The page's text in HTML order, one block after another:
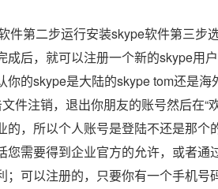
件第二步运行安装skype软件第三步
后，就可以注册一个新的skype用
你的skype是大陆的skype tom还是
件注销，退出你朋友的账号然后在“
的，所以个人账号是登陆不还是那
您需要得到企业官方的允许，或者
；可以注册的，只要你有一个手机